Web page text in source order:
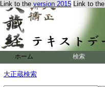
Link to the version 2015 Link to the
ホーム 検索
大正蔵検索